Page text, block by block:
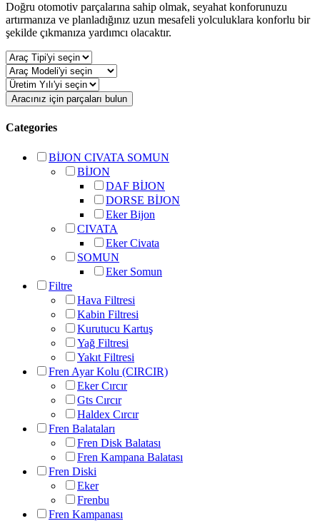
Doğru otomotiv parçalarına sahip olmak, seyahat konforunuzu
artırmanıza ve planladığınız uzun mesafeli yolculuklara konforlu bir
şekilde çıkmanıza yardımcı olacaktır.
Aracınız için parçaları bulun
Categories
BİJON CIVATA SOMUN
BİJON
DAF BİJON
DORSE BİJON
Eker Bijon
CIVATA
Eker Civata
SOMUN
Eker Somun
Filtre
Hava Filtresi
Kabin Filtresi
Kurutucu Kartuş
Yağ Filtresi
Yakıt Filtresi
Fren Ayar Kolu (CIRCIR)
Eker Cırcır
Gts Cırcır
Haldex Cırcır
Fren Balataları
Fren Disk Balatası
Fren Kampana Balatası
Fren Diski
Eker
Frenbu
Fren Kampanası